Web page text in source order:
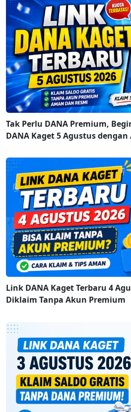
Tak Perlu DANA Premium,
DANA Kaget 5 Agustus dengan
Link DANA Kaget Terbaru 4
Diklaim Tanpa Akun Premium